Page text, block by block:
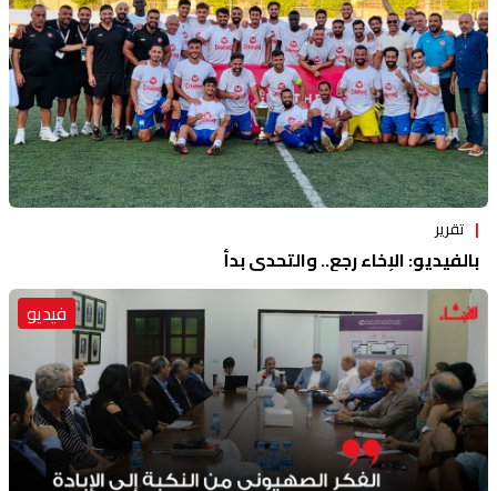
تقرير
بالفيديو: الإخاء رجع.. والتحدي بدأ
فيديو